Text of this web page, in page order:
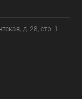
д. 28, стр. 1